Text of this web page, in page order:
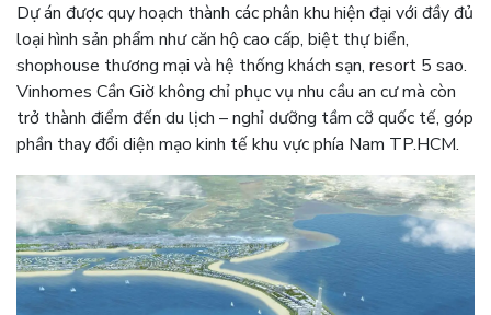
Dự án được quy hoạch thành các phân khu hiện đại với đầy đủ
loại hình sản phẩm như căn hộ cao cấp, biệt thự biển,
shophouse thương mại và hệ thống khách sạn, resort 5 sao.
Vinhomes Cần Giờ không chỉ phục vụ nhu cầu an cư mà còn
trở thành điểm đến du lịch – nghỉ dưỡng tầm cỡ quốc tế, góp
phần thay đổi diện mạo kinh tế khu vực phía Nam TP.HCM.